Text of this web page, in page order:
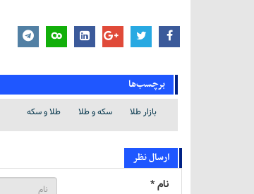
برچسب‌ها
بازار طلا سکه و طلا طلا و سکه
ارسال نظر
نام *